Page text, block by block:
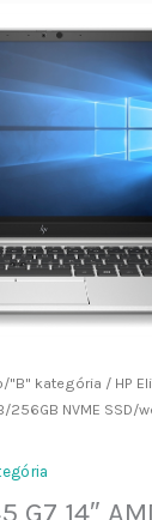
"B" kategória / HP
256GB NVME SSD/
G7 14″